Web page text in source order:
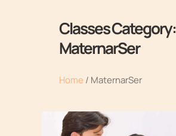
Classes Category:
MaternarSer
Home / MaternarSer